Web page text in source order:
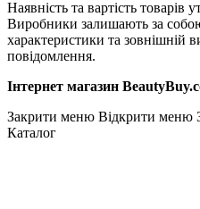
Наявність та вартість товарів
Виробники залишають за
характеристики та зовнішній
повідомлення.
Інтернет магазин
Закрити меню Відкрити меню
Каталог